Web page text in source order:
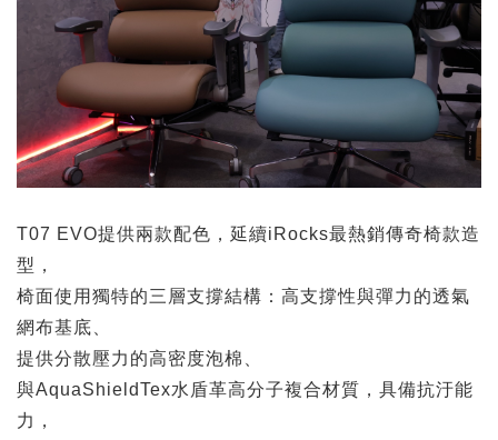
T07 EVO提供兩款配色，延續iRocks最熱銷傳奇椅款造
型，
椅面使用獨特的三層支撐結構：高支撐性與彈力的透氣
網布基底、
提供分散壓力的高密度泡棉、
與AquaShieldTex水盾革高分子複合材質，具備抗汙能
力，